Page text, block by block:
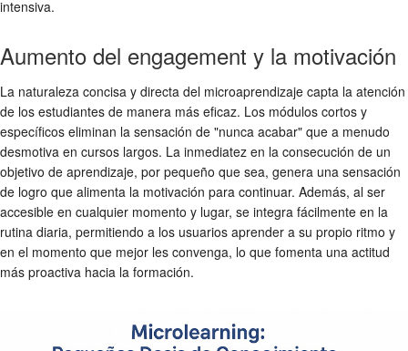
intensiva.
Aumento del engagement y la motivación
La naturaleza concisa y directa del microaprendizaje capta la atención
de los estudiantes de manera más eficaz. Los módulos cortos y
específicos eliminan la sensación de "nunca acabar" que a menudo
desmotiva en cursos largos. La inmediatez en la consecución de un
objetivo de aprendizaje, por pequeño que sea, genera una sensación
de logro que alimenta la motivación para continuar. Además, al ser
accesible en cualquier momento y lugar, se integra fácilmente en la
rutina diaria, permitiendo a los usuarios aprender a su propio ritmo y
en el momento que mejor les convenga, lo que fomenta una actitud
más proactiva hacia la formación.